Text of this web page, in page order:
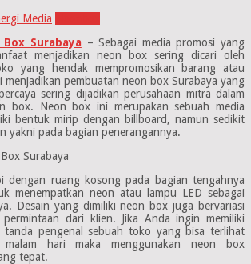
Media
Surabaya – Sebagai media promosi yang
menjadikan neon box sering dicari oleh
yang hendak mempromosikan barang atau
menjadikan pembuatan neon box Surabaya yang
sering dijadikan perusahaan mitra dalam
box. Neon box ini merupakan sebuah media
bentuk mirip dengan billboard, namun sedikit
yakni pada bagian penerangannya.
dengan ruang kosong pada bagian tengahnya
menempatkan neon atau lampu LED sebagai
Desain yang dimiliki neon box juga bervariasi
permintaan dari klien. Jika Anda ingin memiliki
tanda pengenal sebuah toko yang bisa terlihat
malam hari maka menggunakan neon box
tepat.